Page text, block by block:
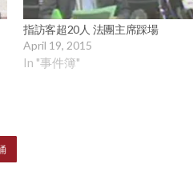
指訪客超20人 法團主席踩場
April 19, 2015
In "事件簿"